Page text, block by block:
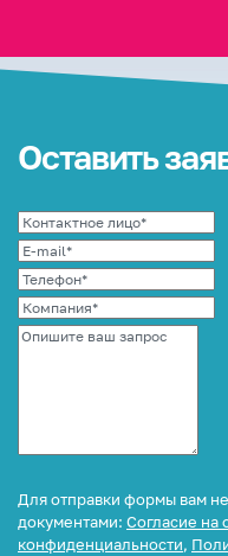
Оставить
Для отправки формы вам
документами: Согласие на
конфиденциальности,